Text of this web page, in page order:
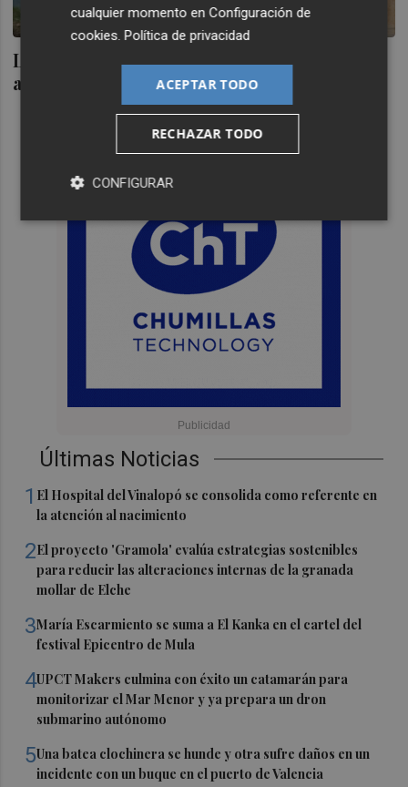
La lógica estúpida del independentismo
antiindependentista
Últimas Noticias
1 El Hospital del Vinalopó se consolida como referente en
la atención al nacimiento
2El proyecto 'Gramola' evalúa estrategias sostenibles
para reducir las alteraciones internas de la granada
mollar de Elche
3María Escarmiento se suma a El Kanka en el cartel del
festival Epicentro de Mula
4UPCT Makers culmina con éxito un catamarán para
monitorizar el Mar Menor y ya prepara un dron
submarino autónomo
5Una batea clochinera se hunde y otra sufre daños en un
incidente con un buque en el puerto de Valencia
cualquier momento enConfiguración de
cookies .Política de privacidad
ACEPTAR TODO
RECHAZAR TODO
CONFIGURAR